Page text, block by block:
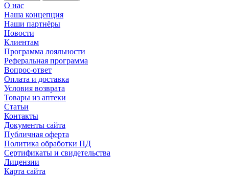
О нас
Наша концепция
Наши партнёры
Новости
Клиентам
Программа лояльности
Реферальная программа
Вопрос-ответ
Оплата и доставка
Условия возврата
Товары из аптеки
Статьи
Контакты
Документы сайта
Публичная оферта
Политика обработки ПД
Сертификаты и свидетельства
Лицензии
Карта сайта